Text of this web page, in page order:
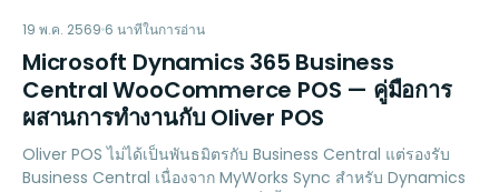
MD
ACCOUNTING
19 พ.ค. 2569 6 นาทีในการอ่าน
Microsoft Dynamics 365 Business
Central WooCommerce POS — คู่มือการ
ผสานการทำงานกับ Oliver POS
Oliver POS ไม่ได้เป็นพันธมิตรกับ Business Central แต่รองรับ
Business Central เนื่องจาก MyWorks Sync สำหรับ Dynamics